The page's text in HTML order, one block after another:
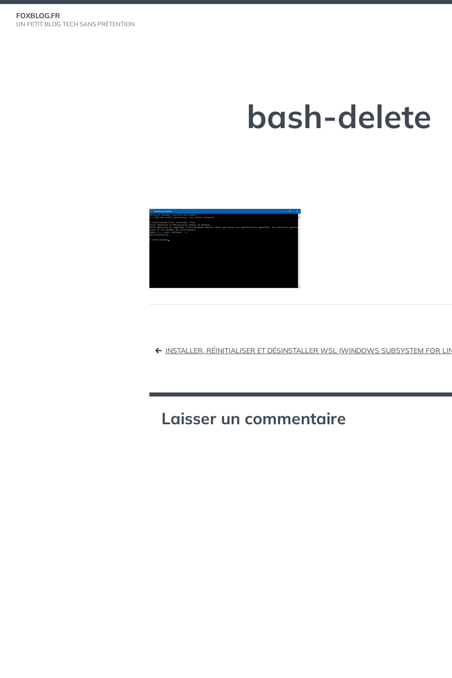
Aller
FOXBLOG.FR
UN PETIT BLOG TECH SANS PRÉTENTION
bash-delete
Navigation
l’article
INSTALLER, RÉINITIALISER ET DÉSINSTALLER WSL (WINDOWS SUBSYSTEM FOR
Laisser un commentaire